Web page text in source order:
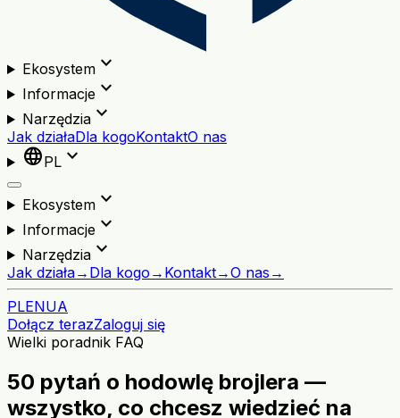
Ekosystemexpand_more
Informacjeexpand_more
Narzędziaexpand_more
Jak działaDla kogoKontaktO nas
languagePL expand_more
Ekosystemexpand_more
Informacjeexpand_more
Narzędziaexpand_more
Jak działa→ Dla kogo → Kontakt→O nas →
PLENUA
Dołącz terazZaloguj się
Wielki poradnik FAQ
50 pytań o hodowlę brojlera —
wszystko, co chcesz wiedzieć na